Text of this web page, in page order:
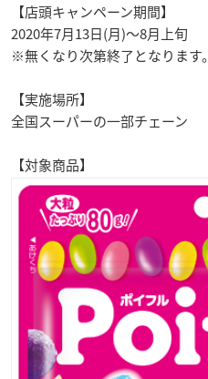
【店頭キャンペーン期間】
2020年7月13日(月)〜8月上旬
※無くなり次第終了となります。
【実施場所】
全国スーパーの一部チェーン
【対象商品】